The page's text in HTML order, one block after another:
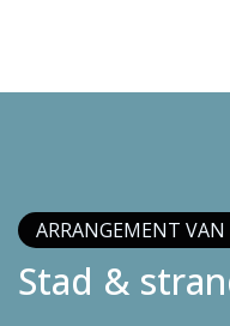
ARRANGEMENT VAN
Stad &